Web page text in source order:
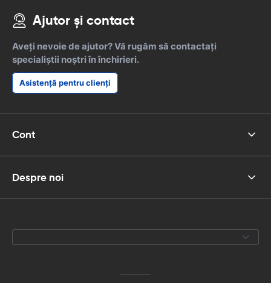
Ajutor și contact
Aveți nevoie de ajutor? Vă rugăm să contactați
specialiștii noștri în închirieri.
Asistență pentru clienți
Cont
Despre noi